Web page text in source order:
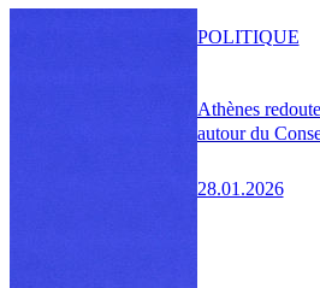
Athènes
autour du
28.01.2026
POLITIQUE